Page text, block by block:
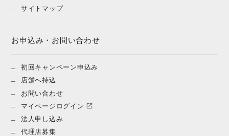
サイトマップ
お申込み・お問い合わせ
初回キャンペーン申込み
店舗へ持込
お問い合わせ
マイページログイン
法人申し込み
代理店募集